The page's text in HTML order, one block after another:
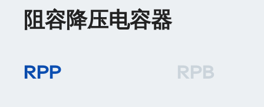
阻容降压电容器
RPP RPB